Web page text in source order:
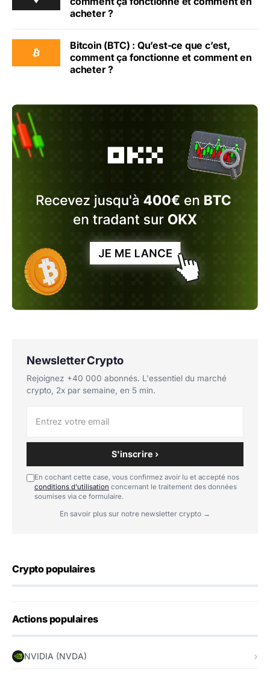
acheter ?
Bitcoin (BTC) : Qu’est-ce que c’est,
comment ça fonctionne et comment en
acheter ?
Newsletter Crypto
Rejoignez +40 000 abonnés. L'essentiel du marché
crypto, 2x par semaine, en 5 min.
S'inscrire ›
En cochant cette case, vous confirmez avoir lu et accepté nos
conditions d'utilisation concernant le traitement des données
soumises via ce formulaire.
En savoir plus sur notre newsletter crypto →
Crypto populaires
Actions populaires
NVIDIA (NVDA)